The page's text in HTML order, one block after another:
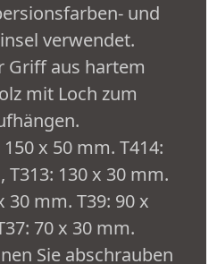
und
verwendet.
Griff aus hartem
mit Loch zum
x 50 mm. T414:
T313: 130 x 30 mm.
30 mm. T39: 90 x
70 x 30 mm.
Sie abschrauben